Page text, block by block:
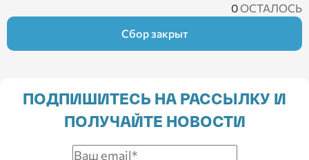
0ОСТАЛОСЬ
Сбор закрыт
ПОДПИШИТЕСЬ НА РАССЫЛКУ И
ПОЛУЧАЙТЕ НОВОСТИ